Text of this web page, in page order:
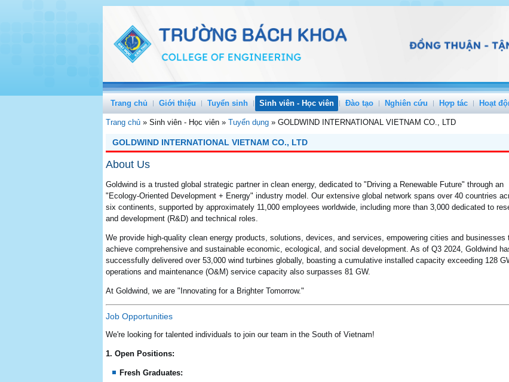
Trang chủ Giới thiệu Tuyển sinh Sinh viên - Học viên Đào tạo Nghiên cứu Hợp tác Hoạt
Trang chủ » Sinh viên - Học viên » Tuyển dụng » GOLDWIND INTERNATIONAL VIETNAM CO., LTD
GOLDWIND INTERNATIONAL VIETNAM CO., LTD
About Us
Goldwind is a trusted global strategic partner in clean energy, dedicated to "Driving a Renewable Future" through an
"Ecology-Oriented Development + Energy" industry model. Our extensive global network spans over 40 countries
six continents, supported by approximately 11,000 employees worldwide, including more than 3,000 dedicated to
and development (R&D) and technical roles.
We provide high-quality clean energy products, solutions, devices, and services, empowering cities and businesses
achieve comprehensive and sustainable economic, ecological, and social development. As of Q3 2024, Goldwind
successfully delivered over 53,000 wind turbines globally, boasting a cumulative installed capacity exceeding 128
operations and maintenance (O&M) service capacity also surpasses 81 GW.
At Goldwind, we are "Innovating for a Brighter Tomorrow."
Job Opportunities
We're looking for talented individuals to join our team in the South of Vietnam!
1. Open Positions:
Fresh Graduates: